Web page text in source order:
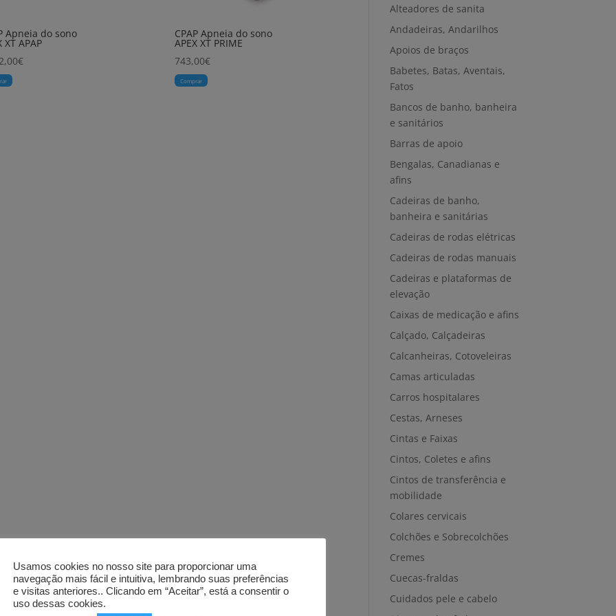
Apneia do sono
XT APAP
€
CPAP Apneia do sono
APEX XT PRIME
743,00€
Comprar
Alteadores de sanita
Andadeiras, Andarilhos
Apoios de braços
Babetes, Batas, Aventais,
Fatos
Bancos de banho, banheira
e sanitários
Barras de apoio
Bengalas, Canadianas e
afins
Cadeiras de banho,
banheira e sanitárias
Cadeiras de rodas elétricas
Cadeiras de rodas manuais
Cadeiras e plataformas de
elevação
Caixas de medicação e afins
Calçado, Calçadeiras
Calcanheiras, Cotoveleiras
Camas articuladas
Carros hospitalares
Cestas, Arneses
Cintas e Faixas
Cintos, Coletes e afins
Cintos de transferência e
mobilidade
Colares cervicais
Colchões e Sobrecolchões
Cremes
Cuecas-fraldas
Cuidados pele e cabelo
Usamos cookies no nosso site para proporcionar uma
navegação mais fácil e intuitiva, lembrando suas preferências
e visitas anteriores.. Clicando em “Aceitar”, está a consentir o
uso dessas cookies.